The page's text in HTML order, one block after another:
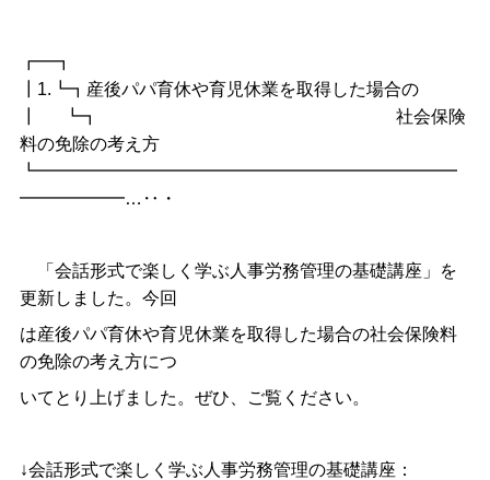
┏━┓
┃1.┗┓産後パパ育休や育児休業を取得した場合の
┃ ┗┓ 社会保険
料の免除の考え方
┗━━━━━━━━━━━━━━━━━━━━━━━━
━━━━━━…‥・
「会話形式で楽しく学ぶ人事労務管理の基礎講座」を
更新しました。今回
は産後パパ育休や育児休業を取得した場合の社会保険料
の免除の考え方につ
いてとり上げました。ぜひ、ご覧ください。
↓会話形式で楽しく学ぶ人事労務管理の基礎講座：